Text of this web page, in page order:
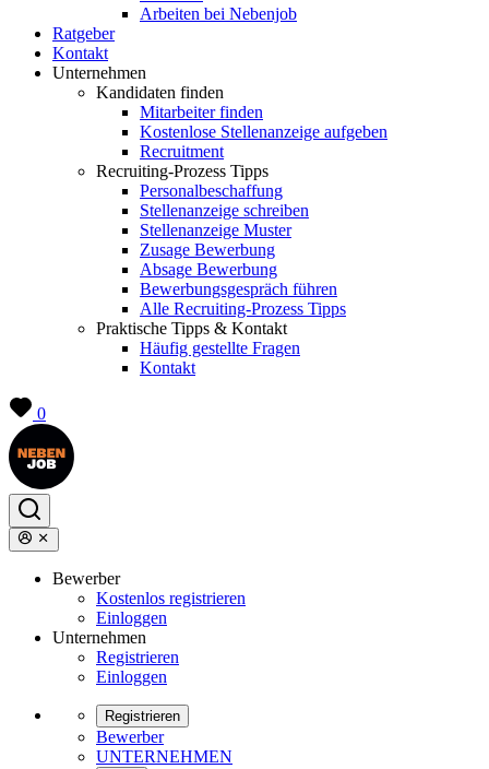
Arbeiten bei Nebenjob
Ratgeber
Kontakt
Unternehmen
Kandidaten finden
Mitarbeiter finden
Kostenlose Stellenanzeige aufgeben
Recruitment
Recruiting-Prozess Tipps
Personalbeschaffung
Stellenanzeige schreiben
Stellenanzeige Muster
Zusage Bewerbung
Absage Bewerbung
Bewerbungsgespräch führen
Alle Recruiting-Prozess Tipps
Praktische Tipps & Kontakt
Häufig gestellte Fragen
Kontakt
0
Bewerber
Kostenlos registrieren
Einloggen
Unternehmen
Registrieren
Einloggen
Registrieren
Bewerber
UNTERNEHMEN